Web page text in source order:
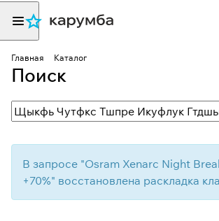
Главная Каталог
Поиск
В запросе "Osram Xenarc Night
+70%" восстановлена раскладка